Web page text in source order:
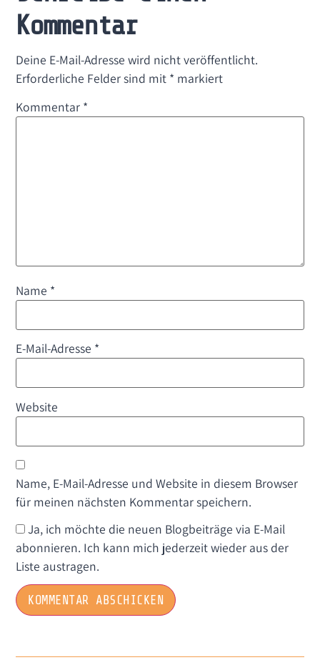
Kommentar
Deine E-Mail-Adresse wird nicht veröffentlicht.
Erforderliche Felder sind mit * markiert
Kommentar *
Name *
E-Mail-Adresse *
Website
Name, E-Mail-Adresse und Website in diesem Browser
für meinen nächsten Kommentar speichern.
Ja, ich möchte die neuen Blogbeiträge via E-Mail
abonnieren. Ich kann mich jederzeit wieder aus der
Liste austragen.